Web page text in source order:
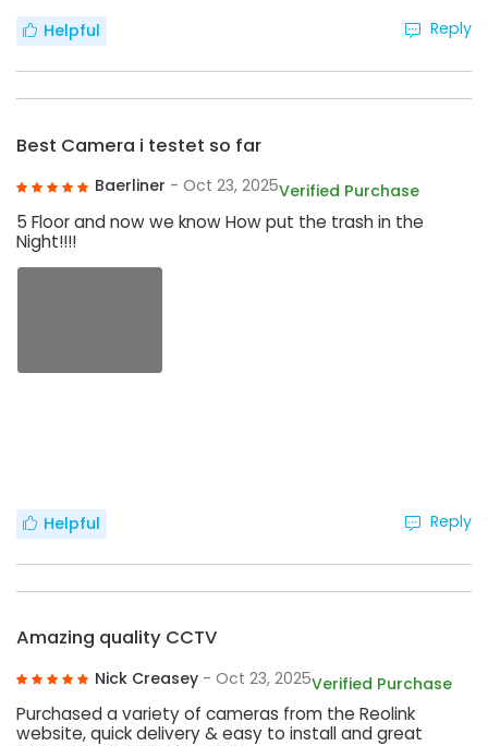
Helpful Reply
Best Camera i testet so far
Baerliner - Oct 23, 2025Verified Purchase
5 Floor and now we know How put the trash in the
Night!!!!
Helpful Reply
Amazing quality CCTV
Nick Creasey - Oct 23, 2025Verified Purchase
Purchased a variety of cameras from the Reolink
website, quick delivery & easy to install and great